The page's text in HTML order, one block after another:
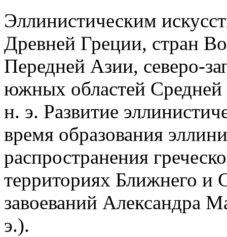
Эллинистическим
Древней Греции, стран
Передней Азии, северо-
южных областей
н. э. Развитие
время образования
распространения
территориях Ближнего и
завоеваний Александра
э.).